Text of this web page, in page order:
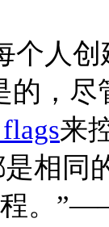
个人创
，尽
来
是相同
。